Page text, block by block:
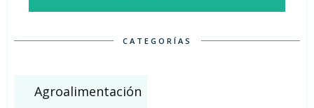
CATEGORÍAS
Agroalimentación